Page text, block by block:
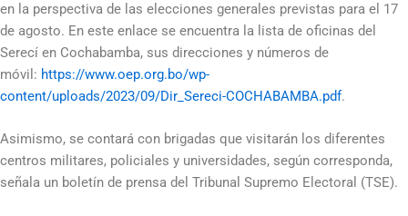
en la perspectiva de las elecciones generales previstas para el 17
de agosto. En este enlace se encuentra la lista de oficinas del
Serecí en Cochabamba, sus direcciones y números de
móvil: https://www.oep.org.bo/wp-
content/uploads/2023/09/Dir_Sereci-COCHABAMBA.pdf.
Asimismo, se contará con brigadas que visitarán los diferentes
centros militares, policiales y universidades, según corresponda,
señala un boletín de prensa del Tribunal Supremo Electoral (TSE).